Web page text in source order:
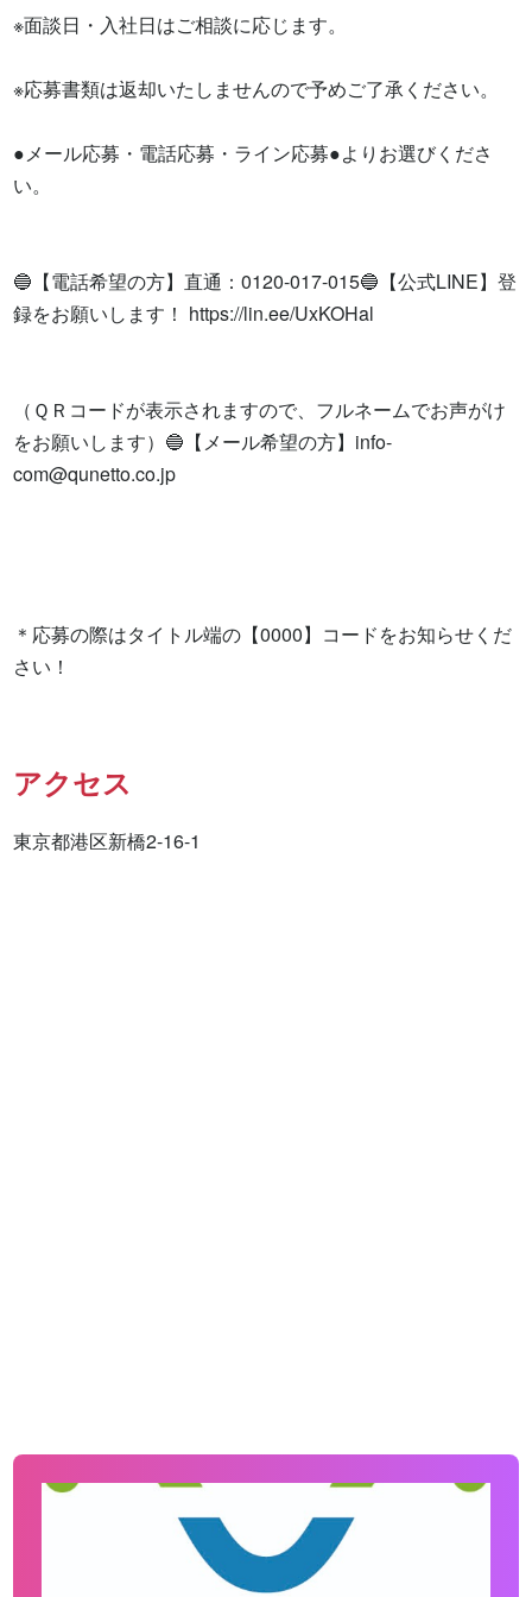
※面談日・入社日はご相談に応じます。
※応募書類は返却いたしませんので予めご了承ください。
●メール応募・電話応募・ライン応募●よりお選びくださ
い。
🔵【電話希望の方】直通：0120-017-015🔵【公式LINE】登
録をお願いします！ https://lin.ee/UxKOHal
（ＱＲコードが表示されますので、フルネームでお声がけ
をお願いします）🔵【メール希望の方】 info-
com@qunetto.co.jp
＊応募の際はタイトル端の【0000】コードをお知らせくだ
さい！
アクセス
東京都港区新橋2-16-1